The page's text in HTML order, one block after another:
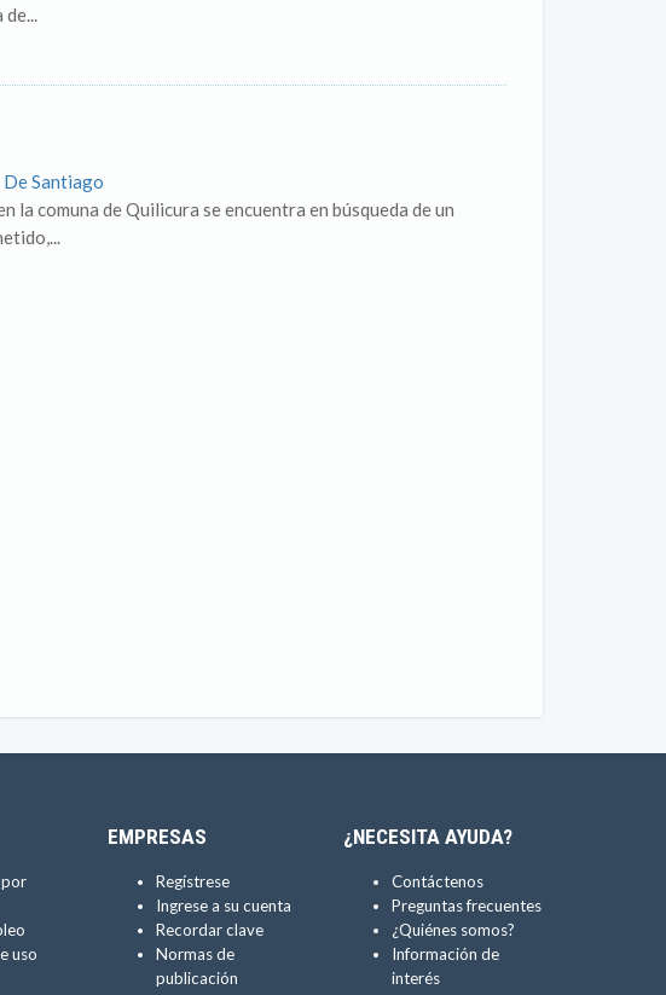
Santiago
la comuna de Quilicura se encuentra en búsqueda de un
por
uso
EMPRESAS
Regístrese
Ingrese a su cuenta
Recordar clave
Normas de
publicación
¿NECESITA AYUDA?
Contáctenos
Preguntas frecuentes
¿Quiénes somos?
Información de
interés